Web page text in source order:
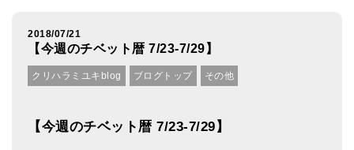
2018/07/21
【今週のチベット暦 7/23-7/29】
クリハラミユキblog ブログトップ その他
【今週のチベット暦 7/23-7/29】